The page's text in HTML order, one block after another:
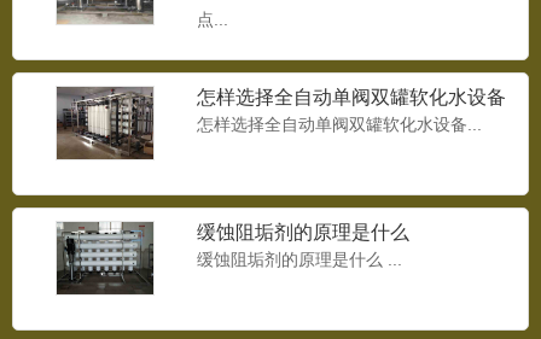
点...
怎样选择全自动单阀双罐软化水设备
怎样选择全自动单阀双罐软化水设备...
缓蚀阻垢剂的原理是什么
缓蚀阻垢剂的原理是什么 ...
8T/H反渗透设备
9T/H反渗透设备
9T/H反渗透设备...